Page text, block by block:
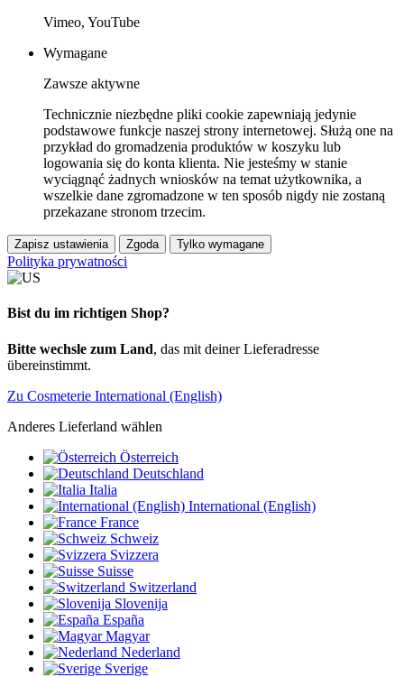
Vimeo, YouTube
Wymagane
Zawsze aktywne
Technicznie niezbędne pliki cookie zapewniają jedynie
podstawowe funkcje naszej strony internetowej. Służą one na
przykład do gromadzenia produktów w koszyku lub
logowania się do konta klienta. Nie jesteśmy w stanie
wyciągnąć żadnych wniosków na temat użytkownika, a
wszelkie dane zgromadzone w ten sposób nigdy nie zostaną
przekazane stronom trzecim.
Zapisz ustawienia Zgoda Tylko wymagane
Polityka prywatności
Bist du im richtigen Shop?
Bitte wechsle zum Land, das mit deiner Lieferadresse
übereinstimmt.
Zu Cosmeterie International (English)
Anderes Lieferland wählen
Österreich
Deutschland
Italia
International (English)
France
Schweiz
Svizzera
Suisse
Switzerland
Slovenija
España
Magyar
Nederland
Sverige